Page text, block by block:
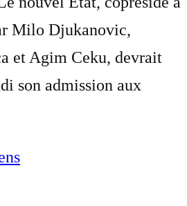
Milo Djukanovic,
et Agim Ceku, devrait
son admission aux